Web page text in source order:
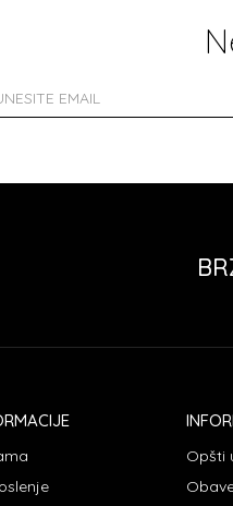
Opšti